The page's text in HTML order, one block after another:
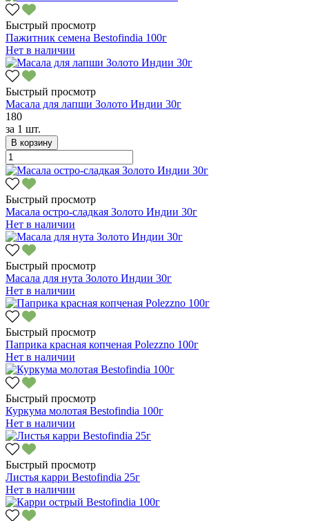
Быстрый просмотр
Пажитник семена Bestofindia 100г
Нет в наличии
Быстрый просмотр
Масала для лапши Золото Индии 30г
180
за 1 шт.
В корзину
Быстрый просмотр
Масала остро-сладкая Золото Индии 30г
Нет в наличии
Быстрый просмотр
Масала для нута Золото Индии 30г
Нет в наличии
Быстрый просмотр
Паприка красная копченая Polezzno 100г
Нет в наличии
Быстрый просмотр
Куркума молотая Bestofindia 100г
Нет в наличии
Быстрый просмотр
Листья карри Bestofindia 25г
Нет в наличии